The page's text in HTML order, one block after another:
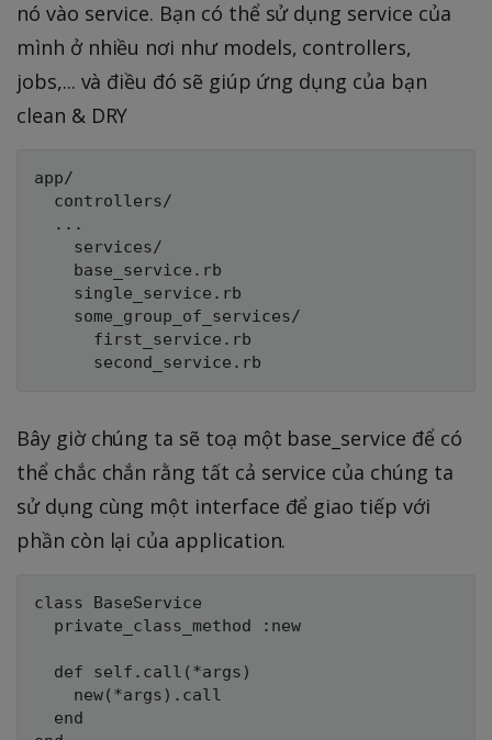
nó vào service. Bạn có thể sử dụng service của
mình ở nhiều nơi như models, controllers,
jobs,... và điều đó sẽ giúp ứng dụng của bạn
clean & DRY
app/
  controllers/
  ...
    services/
    base_service.rb
    single_service.rb
    some_group_of_services/
      first_service.rb
Bây giờ chúng ta sẽ toạ một base_service để có
thể chắc chắn rằng tất cả service của chúng ta
sử dụng cùng một interface để giao tiếp với
phần còn lại của application.
class BaseService
  private_class_method :new
  def self.call(*args)
    new(*args).call
  end